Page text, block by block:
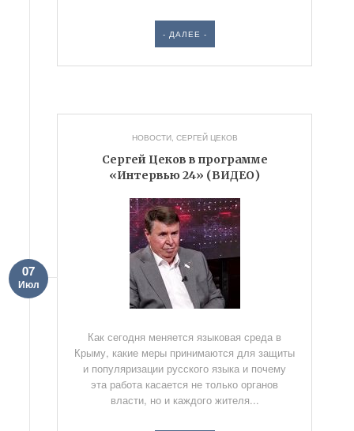
- ДАЛЕЕ -
НОВОСТИ, СЕРГЕЙ ЦЕКОВ
Сергей Цеков в программе
«Интервью 24» (ВИДЕО)
07
Июл
Как сегодня меняется языковая среда в
Крыму, какие меры принимаются для защиты
и популяризации русского языка и почему
эта работа касается не только органов
власти, но и каждого жителя...